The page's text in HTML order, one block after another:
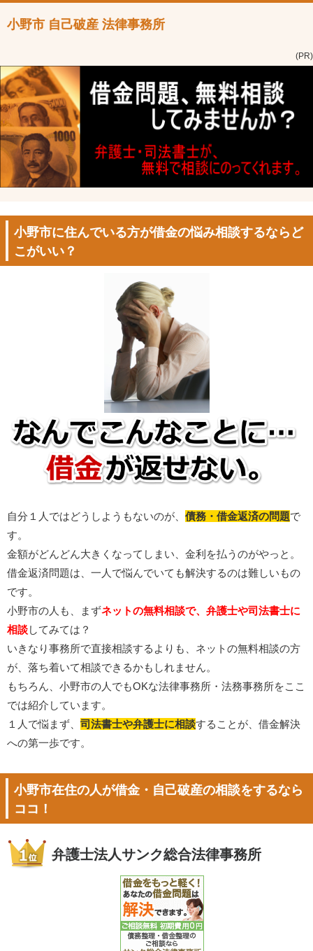
小野市 自己破産 法律事務所
(PR)
小野市に住んでいる方が借金の悩み相談するならど
こがいい？
自分１人ではどうしようもないのが、 債務・借金返済の問題で
す。
金額がどんどん大きくなってしまい、金利を払うのがやっと。
借金返済問題は、一人で悩んでいても解決するのは難しいもの
です。
小野市の人も、まずネットの無料相談で、弁護士や司法書士に
相談してみては？
いきなり事務所で直接相談するよりも、ネットの無料相談の方
が、落ち着いて相談できるかもしれません。
もちろん、小野市の人でもOKな法律事務所・法務事務所をここ
では紹介しています。
１人で悩まず、 司法書士や弁護士に相談することが、借金解決
への第一歩です。
小野市在住の人が借金・自己破産の相談をするなら
ココ！
弁護士法人サンク総合法律事務所